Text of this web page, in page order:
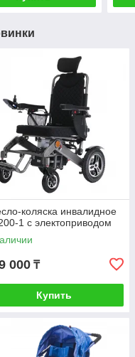
коляска инвалидное
1 с электоприводом
000 ₸
Купить